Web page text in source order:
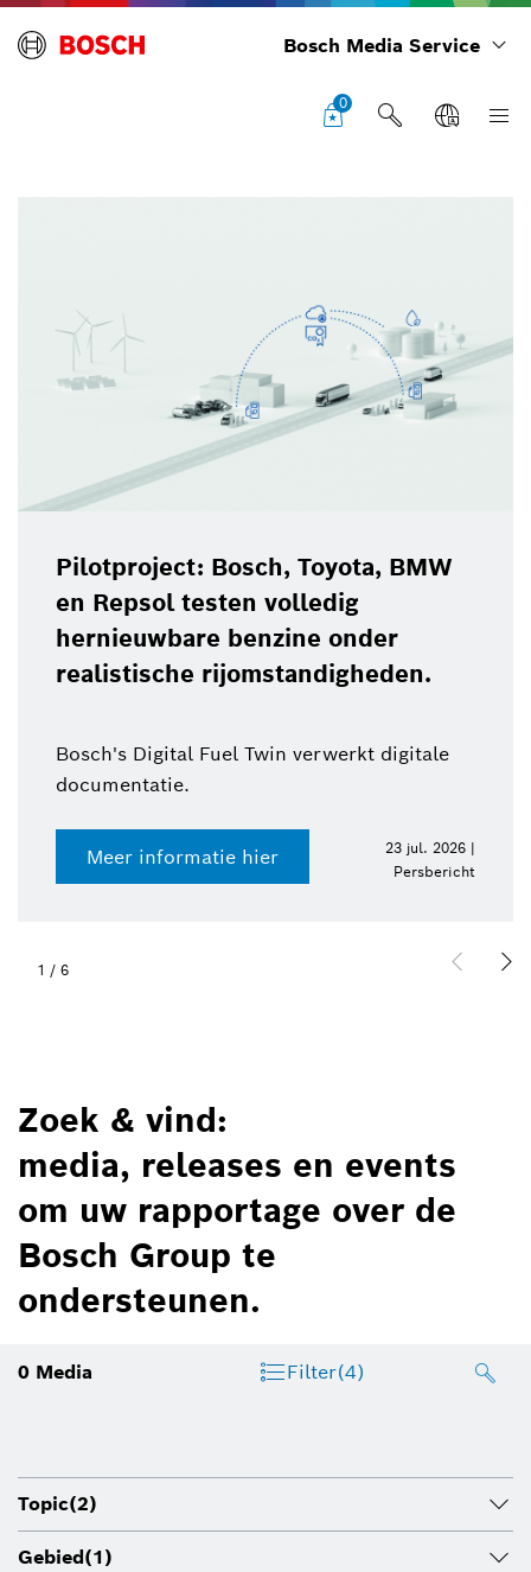
Bosch Media Service
0
Pilotproject: Bosch, Toyota, BMW
en Repsol testen volledig
hernieuwbare benzine onder
realistische rijomstandigheden.
Bosch's Digital Fuel Twin verwerkt digitale
documentatie.
Meer informatie hier
23 jul. 2026 |
Persbericht
1 / 6
Zoek & vind:
media, releases en events
om uw rapportage over de
Bosch Group te
ondersteunen.
0 Media Filter(4)
Topic(2)
Gebied(1)